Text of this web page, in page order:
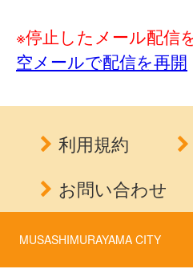
※停止したメール配信
空メールで配信を再開
利用規約
お問い合わせ
MUSASHIMURAYAMA CITY